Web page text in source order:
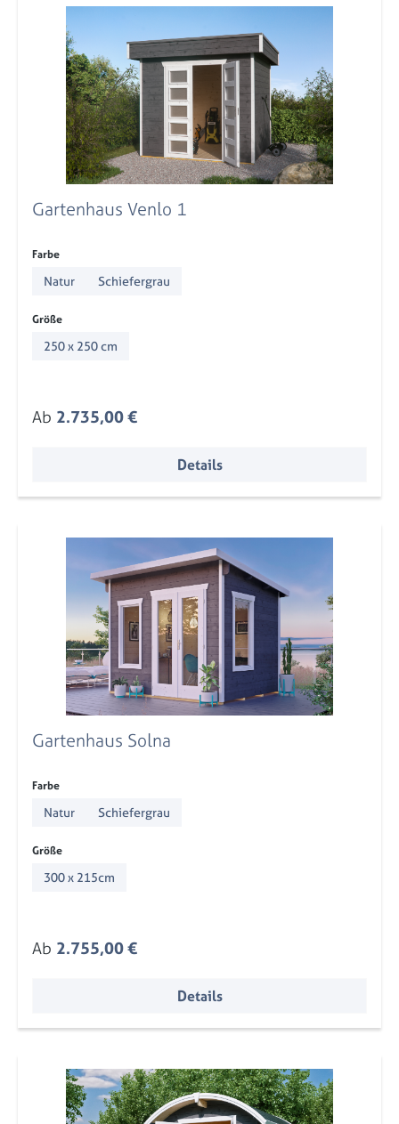
Gartenhaus Venlo 1
Farbeauswählen
Natur Schiefergrau
Größeauswählen
250 x 250 cm
Regulärer Preis:
Ab 2.735,00 €
Details
Gartenhaus Solna
Farbeauswählen
Natur Schiefergrau
Größeauswählen
300 x 215cm
Regulärer Preis:
Ab 2.755,00 €
Details